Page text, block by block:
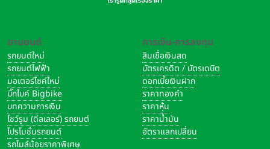
ยานยนต์
รถยนต์ใหม่
รถยนต์ไฟฟ้า
มอเตอร์ไซค์ใหม่
บิ๊กไบค์ Bigbike
บทความการเงิน
โชว์รูม (ดีลเลอร์) รถยนต์
โปรโมชั่นรถยนต์
รถไมล์น้อยราคาพิเศษ
การเงิน-การลงทุน
สินเชื่อเงินสด
บัตรเครดิต / บัตรเดบิต
ดอกเบี้ยเงินฝาก
ราคาทองคำ
ราคาหุ้น
ราคาน้ำมัน
อัตราแลกเปลี่ยน